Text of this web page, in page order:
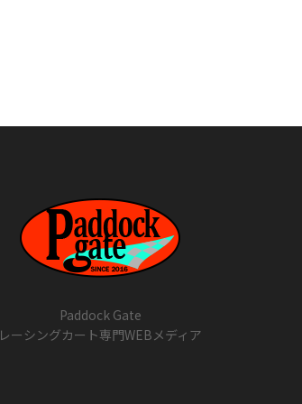
Paddock Gate
レーシングカート専門WEBメディア